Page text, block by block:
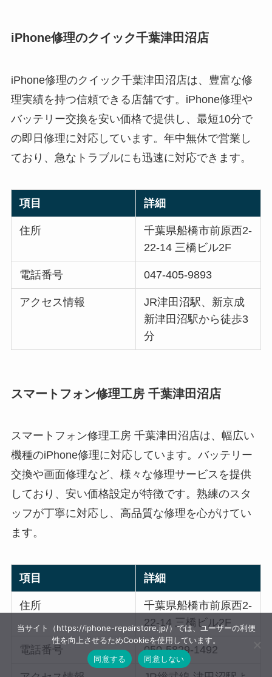
iPhone修理のクイック千葉津田沼店
iPhone修理のクイック千葉津田沼店は、豊富な修
理実績を持つ信頼できる店舗です。iPhone修理や
バッテリー交換を安い価格で提供し、最短10分で
の即日修理に対応しています。年中無休で営業し
ており、急なトラブルにも迅速に対応できます。
項目 詳細
住所
千葉県船橋市前原西2-
22-14 三橋ビル2F
電話番号 047-405-9893
アクセス情報
JR津田沼駅、新京成
新津田沼駅から徒歩3
分
スマートフォン修理工房 千葉津田沼店
スマートフォン修理工房 千葉津田沼店は、幅広い
機種のiPhone修理に対応しています。バッテリー
交換や画面修理など、様々な修理サービスを提供
しており、安い価格設定が特徴です。熟練のスタ
ッフが丁寧に対応し、高品質な修理を心がけてい
ます。
項目 詳細
住所
千葉県船橋市前原西2-
22-14 三橋ビル2F
電話番号 050-5829-1492
当サイト（https://iphone-repairstore.jp/）では、ユーザーの利便
性を向上させるためCookieを使用しています。
同意する
同意しない